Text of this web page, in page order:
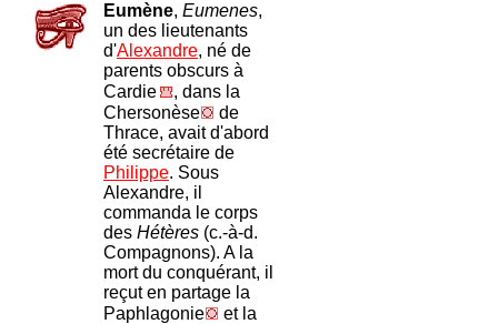
Eumène, Eumenes,
un des lieutenants
d'Alexandre, né de
parents obscurs à
Cardie
, dans la
Chersonèse
de
Thrace, avait d'abord
été secrétaire de
Philippe. Sous
Alexandre, il
commanda le corps
des Hétères (c.-à-d.
Compagnons). A la
mort du conquérant, il
reçut en partage la
Paphlagonie
et la